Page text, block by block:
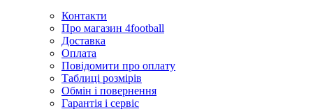
Контакти
Про магазин 4football
Доставка
Оплата
Повідомити про оплату
Таблиці розмірів
Обмін і повернення
Гарантія і сервіс